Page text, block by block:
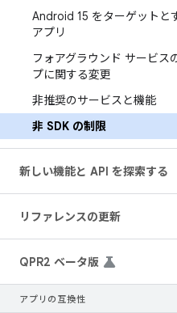
Android 15 をターゲットと
アプリ
フォアグラウンド サービス
プに関する変更
非推奨のサービスと機能
非 SDK の制限
新しい機能と API を探索する
リファレンスの更新
QPR2 ベータ版
アプリの互換性